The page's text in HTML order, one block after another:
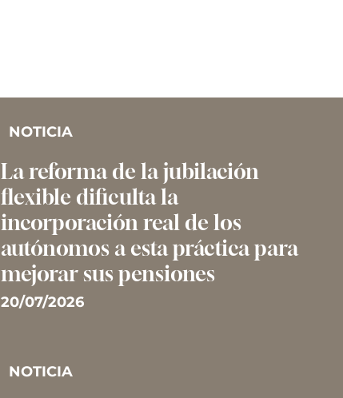
NOTICIA
La reforma de la jubilación
flexible dificulta la
incorporación real de los
autónomos a esta práctica para
mejorar sus pensiones
20/07/2026
NOTICIA